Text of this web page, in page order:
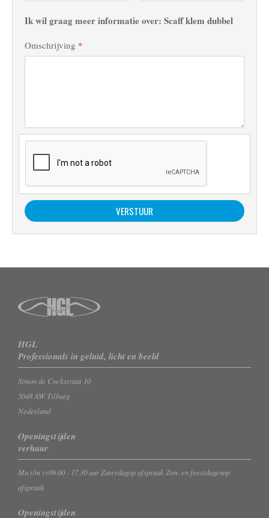
Ik wil graag meer informatie over: Scaff klem dubbel
Omschrijving *
HGL
Professionals in geluid, licht en beeld
Simon de Cockstraat 10
5048 AW Tilburg
Nederland
Openingstijden
verhuur
Ma t/m vr09.00 - 17.30 uur Zaterdagop afspraak Zon- en feestdagenop
afspraak
Openingstijden